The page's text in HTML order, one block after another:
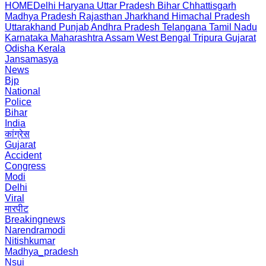
HOMEDelhi Haryana Uttar Pradesh Bihar Chhattisgarh
Madhya Pradesh Rajasthan Jharkhand Himachal Pradesh
Uttarakhand PunjabAndhra Pradesh Telangana Tamil Nadu
Karnataka Maharashtra Assam West Bengal Tripura Gujarat
Odisha Kerala
Jansamasya
News
Bjp
National
Police
Bihar
India
कांग्रेस
Gujarat
Accident
Congress
Modi
Delhi
Viral
मारपीट
Breakingnews
Narendramodi
Nitishkumar
Madhya_pradesh
Nsui